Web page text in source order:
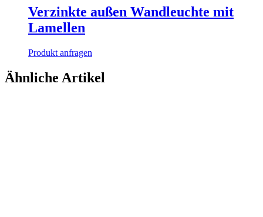
Verzinkte außen Wandleuchte mit
Lamellen
Produkt anfragen
Ähnliche Artikel